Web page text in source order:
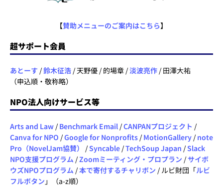
【賛助メニューのご案内はこちら】
超サポート会員
あとーす /鈴木征浩 / 天野優 / 的場章 /淡波亮作 / 田澤大祐
（申込順・敬称略）
NPO法人向けサービス等
Arts and Law / Benchmark Email /CANPANプロジェクト /
Canva for NPO /Google for Nonprofits / MotionGallery / note
Pro（NovelJam協賛）
/Syncable /TechSoup Japan /Slack
NPO支援プログラム /Zoomミーティング・プロプラン /サイボ
ウズNPOプログラム /本で寄付するチャリボン / ルビ財団「ルビ
フルボタン 」（a-z順）